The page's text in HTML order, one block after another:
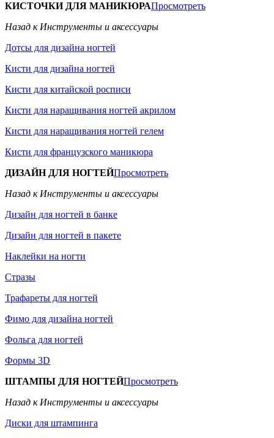
КИСТОЧКИ ДЛЯ МАНИКЮРАПросмотреть
Назад к Инструменты и аксессуары
Дотсы для дизайна ногтей
Кисти для дизайна ногтей
Кисти для китайской росписи
Кисти для наращивания ногтей акрилом
Кисти для наращивания ногтей гелем
Кисти для французского маникюра
ДИЗАЙН ДЛЯ НОГТЕЙПросмотреть
Назад к Инструменты и аксессуары
Дизайн для ногтей в банке
Дизайн для ногтей в пакете
Наклейки на ногти
Стразы
Трафареты для ногтей
Фимо для дизайна ногтей
Фольга для ногтей
Формы 3D
ШТАМПЫ ДЛЯ НОГТЕЙПросмотреть
Назад к Инструменты и аксессуары
Диски для штампинга